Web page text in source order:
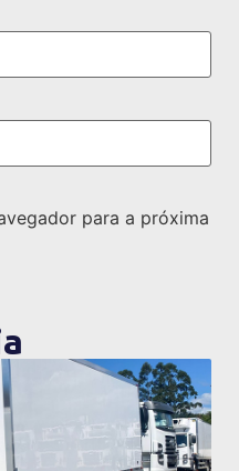
para a próxima